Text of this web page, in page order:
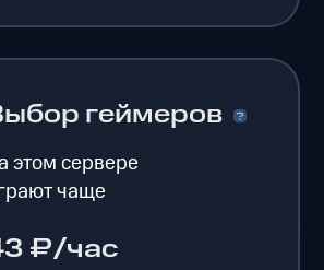
геймеров
этом сервере
чаще
₽/час